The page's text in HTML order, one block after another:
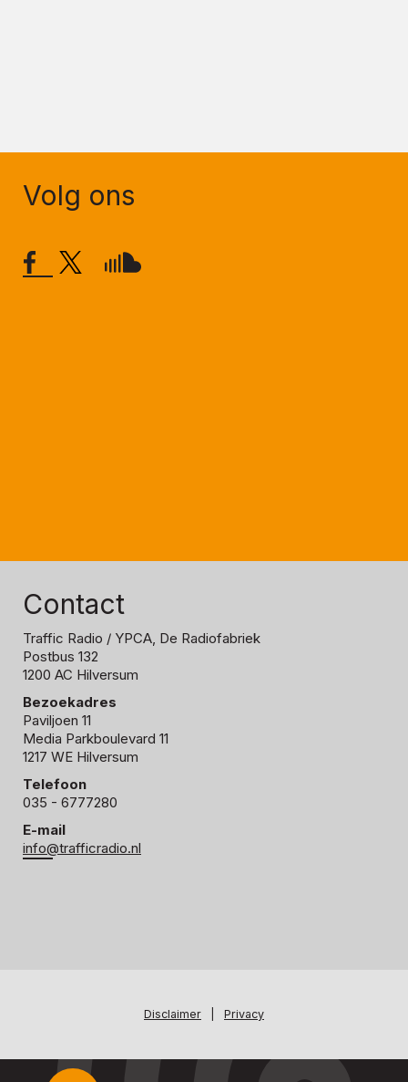
Volg ons
Contact
Traffic Radio / YPCA, De Radiofabriek
Postbus 132
1200 AC Hilversum
Bezoekadres
Paviljoen 11
Media Parkboulevard 11
1217 WE Hilversum
Telefoon
035 - 6777280
E-mail
info@trafficradio.nl
Disclaimer Privacy